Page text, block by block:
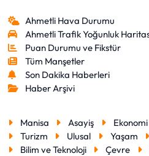
Ahmetli Hava Durumu
Ahmetli Trafik Yoğunluk
Puan Durumu ve Fikstür
Tüm Manşetler
Son Dakika Haberleri
Haber Arşivi
Manisa Asayiş Ekonomi
Turizm
Ulusal Yaşam
Bilim ve Teknoloji
Çevre